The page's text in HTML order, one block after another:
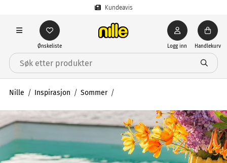
Kundeavis
Ønskeliste Logg inn Handlekurv
Nille Inspirasjon Sommer